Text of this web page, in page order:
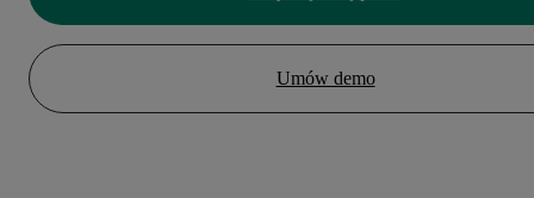
Umów demo